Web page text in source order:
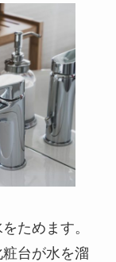
ためます。
台が水を溜